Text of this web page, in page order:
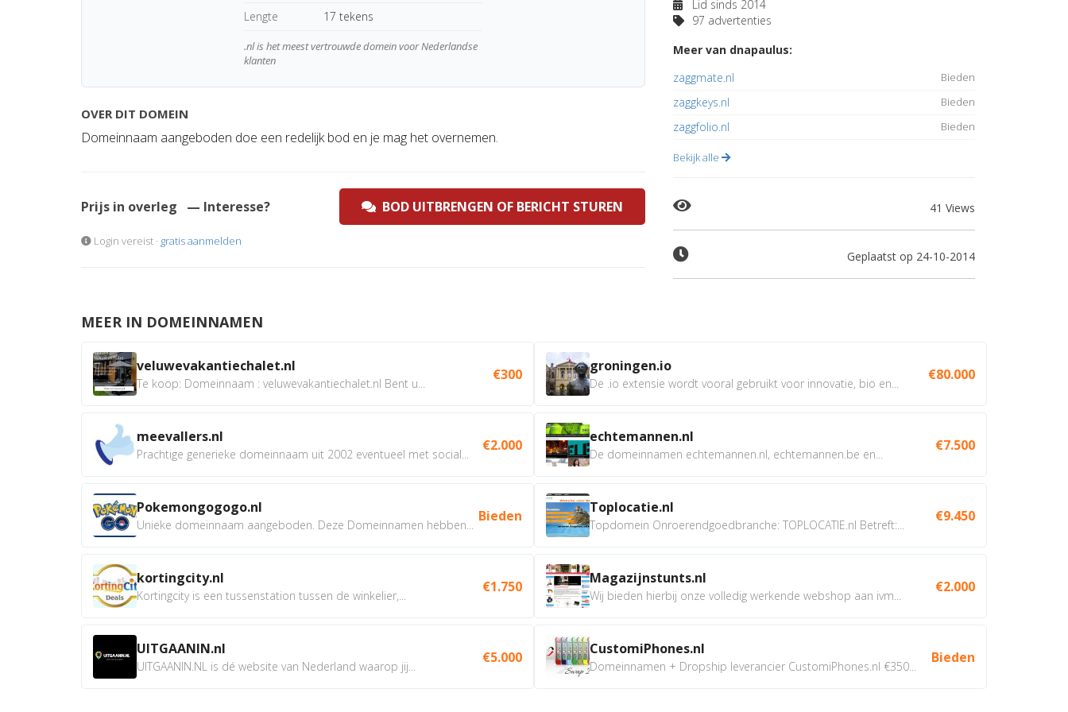
Lengte 17 tekens
.nl is het meest vertrouwde domein voor Nederlandse
klanten
OVER DIT DOMEIN
Domeinnaam aangeboden doe een redelijk bod en je mag het overnemen.
Prijs in overleg — Interesse? BOD UITBRENGEN OF BERICHT STUREN
Login vereist · gratis aanmelden
Lid sinds 2014
97 advertenties
Meer van dnapaulus:
zaggmate.nl
Bieden
zaggkeys.nl Bieden
zaggfolio.nl Bieden
Bekijk alle
41 Views
Geplaatst op 24-10-2014
MEER IN DOMEINNAMEN
veluwevakantiechalet.nl
Te koop: Domeinnaam : veluwevakantiechalet.nl Bent u...
€300
meevallers.nl
Prachtige generieke domeinnaam uit 2002 eventueel met social...
€2.000
Pokemongogogo.nl
Unieke domeinnaam aangeboden. Deze Domeinnamen hebben...
Bieden
kortingcity.nl
Kortingcity is een tussenstation tussen de winkelier,...
€1.750
UITGAANIN.nl
UITGAANIN.NL is dé website van Nederland waarop jij...
€5.000
groningen.io
De .io extensie wordt vooral gebruikt voor innovatie, bio en...
€80.000
echtemannen.nl
De domeinnamen echtemannen.nl, echtemannen.be en...
€7.500
Toplocatie.nl
Topdomein Onroerendgoedbranche: TOPLOCATIE.nl Betreft:...
€9.450
Magazijnstunts.nl
Wij bieden hierbij onze volledig werkende webshop aan ivm...
€2.000
CustomiPhones.nl
Domeinnamen + Dropship leverancier CustomiPhones.nl €350...
Bieden